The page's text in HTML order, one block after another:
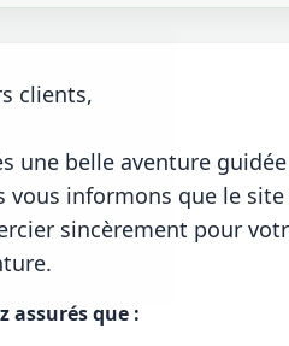
clients,
une belle aventure
vous informons que le
sincèrement pour
assurés que :